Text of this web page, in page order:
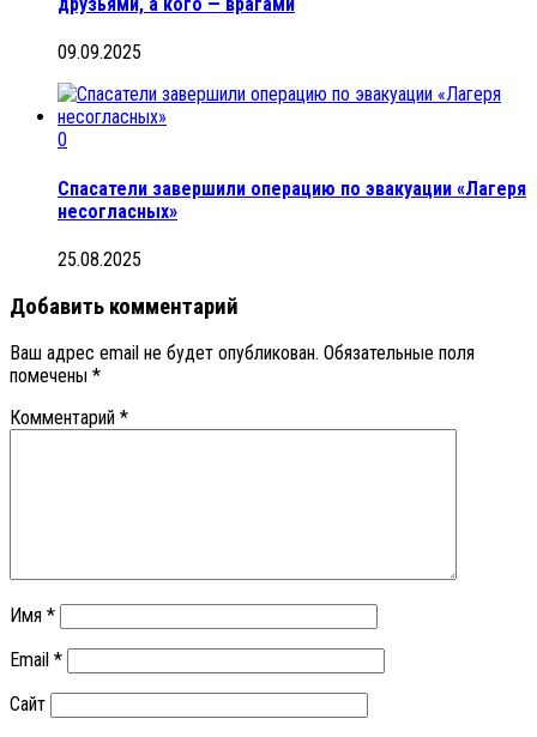
09.09.2025
0
Спасатели завершили операцию по эвакуации «Лагеря
несогласных»
25.08.2025
Добавить комментарий
Ваш адрес email не будет опубликован. Обязательные поля
помечены *
Комментарий *
Имя *
Email *
Сайт